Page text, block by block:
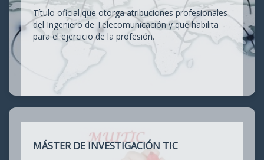
Título oficial que otorga atribuciones profesionales
del Ingeniero de Telecomunicación y que habilita
para el ejercicio de la profesión.
MÁSTER DE INVESTIGACIÓN TIC